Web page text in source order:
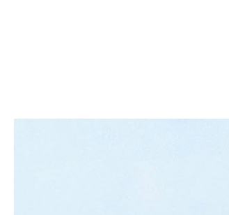
OGRÓD